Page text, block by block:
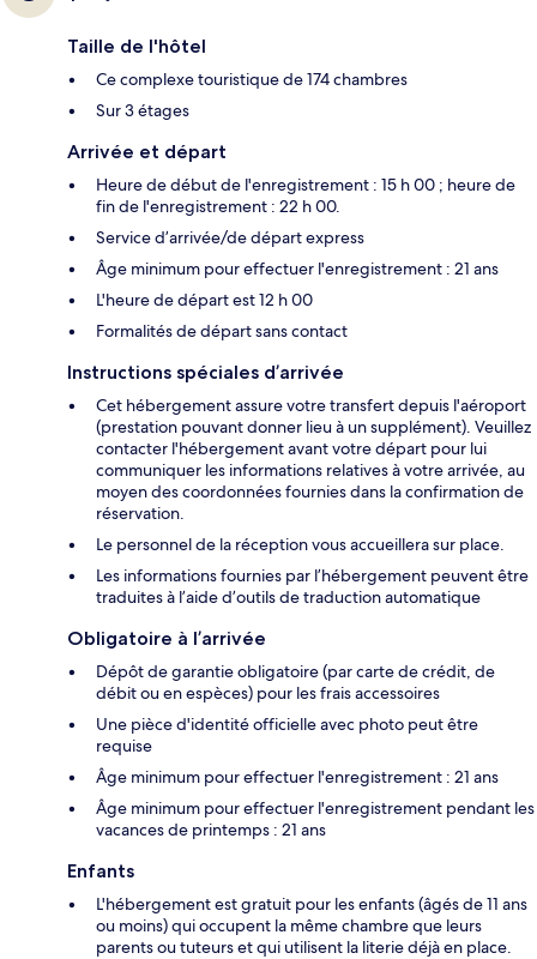
Taille de l'hôtel
Ce complexe touristique de 174 chambres
Sur 3 étages
Arrivée et départ
Heure de début de l'enregistrement : 15 h 00 ; heure de
fin de l'enregistrement : 22 h 00.
Service d’arrivée/de départ express
Âge minimum pour effectuer l'enregistrement : 21 ans
L'heure de départ est 12 h 00
Formalités de départ sans contact
Instructions spéciales d’arrivée
Cet hébergement assure votre transfert depuis l'aéroport
(prestation pouvant donner lieu à un supplément). Veuillez
contacter l'hébergement avant votre départ pour lui
communiquer les informations relatives à votre arrivée, au
moyen des coordonnées fournies dans la confirmation de
réservation.
Le personnel de la réception vous accueillera sur place.
Les informations fournies par l’hébergement peuvent être
traduites à l’aide d’outils de traduction automatique
Obligatoire à l’arrivée
Dépôt de garantie obligatoire (par carte de crédit, de
débit ou en espèces) pour les frais accessoires
Une pièce d'identité officielle avec photo peut être
requise
Âge minimum pour effectuer l'enregistrement : 21 ans
Âge minimum pour effectuer l'enregistrement pendant les
vacances de printemps : 21 ans
Enfants
L'hébergement est gratuit pour les enfants (âgés de 11 ans
ou moins) qui occupent la même chambre que leurs
parents ou tuteurs et qui utilisent la literie déjà en place.